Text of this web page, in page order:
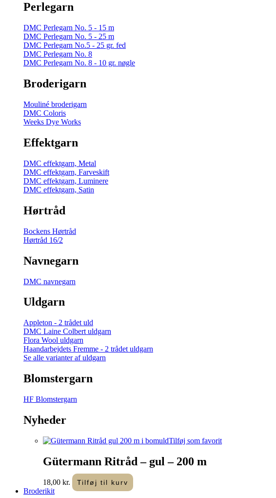
Perlegarn
DMC Perlegarn No. 5 - 15 m
DMC Perlegarn No. 5 - 25 m
DMC Perlegarn No.5 - 25 gr. fed
DMC Perlegarn No. 8
DMC Perlegarn No. 8 - 10 gr. nøgle
Broderigarn
Mouliné broderigarn
DMC Coloris
Weeks Dye Works
Effektgarn
DMC effektgarn, Metal
DMC effektgarn, Farveskift
DMC effektgarn, Luminere
DMC effektgarn, Satin
Hørtråd
Bockens Hørtråd
Hørtråd 16/2
Navnegarn
DMC navnegarn
Uldgarn
Appleton - 2 trådet uld
DMC Laine Colbert uldgarn
Flora Wool uldgarn
Haandarbejdets Fremme - 2 trådet uldgarn
Se alle varianter af uldgarn
Blomstergarn
HF Blomstergarn
Nyheder
Tilføj som favorit
Gütermann Ritråd – gul – 200 m
18,00 kr. Tilføj til kurv
Broderikit